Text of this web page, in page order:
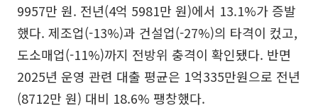
9957만 원. 전년(4억 5981만 원)에서 13.1%가 증발
했다. 제조업(-13%)과 건설업(-27%)의 타격이 컸고,
도소매업(-11%)까지 전방위 충격이 확인됐다. 반면
2025년 운영 관련 대출 평균은 1억335만원으로 전년
(8712만 원) 대비 18.6% 팽창했다.